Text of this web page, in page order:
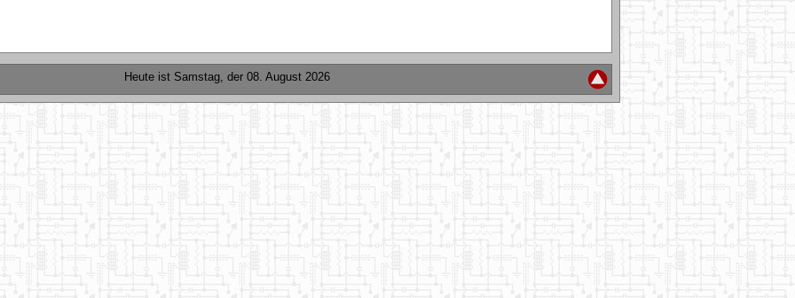
Heute ist Samstag, der 08. August 2026